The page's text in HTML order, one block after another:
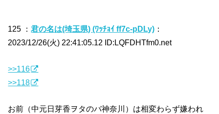
125 ：君の名は(埼玉県) (ﾜｯﾁｮｲ ff7c-pDLy) ：
2023/12/26(火) 22:41:05.12 ID:LQFDHTfm0.net
>>116
>>118
お前（中元日芽香ヲタのバ神奈川）は相変わらず嫌われ